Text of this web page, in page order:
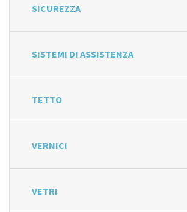
SICUREZZA
SISTEMI DI ASSISTENZA
TETTO
VERNICI
VETRI